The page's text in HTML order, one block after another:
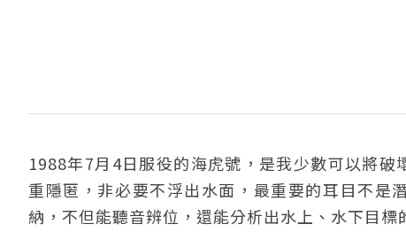
1988年7月4日服役的海虎號，是我少數可以將
重隱匿，非必要不浮出水面，最重要的耳目不是
納，不但能聽音辨位，還能分析出水上、水下目標